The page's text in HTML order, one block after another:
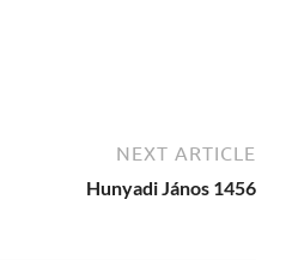
NEXT ARTICLE
Hunyadi János 1456